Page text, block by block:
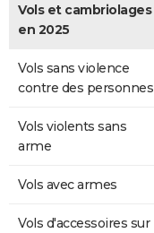
Vols et cambriolages
en 2025
Vols sans violence
contre des personnes
Vols violents sans
arme
Vols avec armes
Vols d'accessoires sur